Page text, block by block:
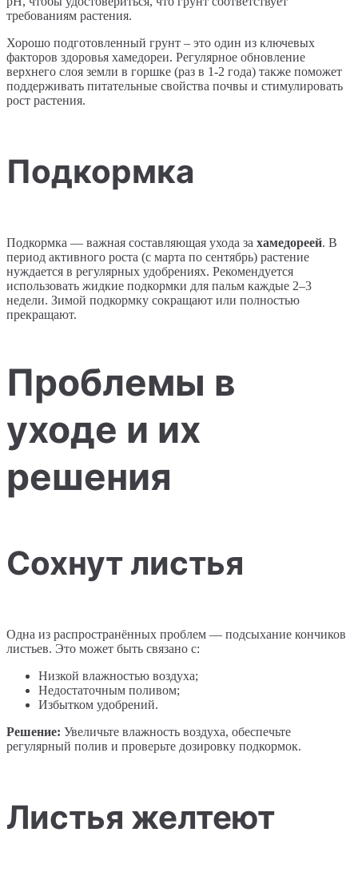
требованиям растения.
Хорошо подготовленный грунт – это один из ключевых
факторов здоровья хамедореи. Регулярное обновление
верхнего слоя земли в горшке (раз в 1-2 года) также поможет
поддерживать питательные свойства почвы и стимулировать
рост растения.
Подкормка
Подкормка — важная составляющая ухода за хамедореей. В
период активного роста (с марта по сентябрь) растение
нуждается в регулярных удобрениях. Рекомендуется
использовать жидкие подкормки для пальм каждые 2–3
недели. Зимой подкормку сокращают или полностью
прекращают.
Проблемы в
уходе и их
решения
Сохнут листья
Одна из распространённых проблем — подсыхание кончиков
листьев. Это может быть связано с:
Низкой влажностью воздуха;
Недостаточным поливом;
Избытком удобрений.
Решение: Увеличьте влажность воздуха, обеспечьте
регулярный полив и проверьте дозировку подкормок.
Листья желтеют